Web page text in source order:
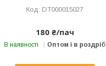
DT000015027
180 ₴/пач
В наявності Оптом і в роздріб